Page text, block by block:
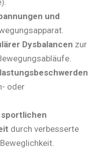
und
Dysbalancen zur
oder
durch verbesserte